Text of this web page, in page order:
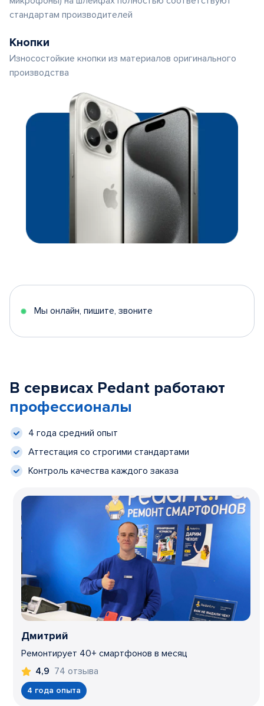
стандартам производителей
Кнопки
Износостойкие кнопки из материалов оригинального
производства
Мы онлайн, пишите, звоните
В сервисах Pedant работают
профессионалы
4 года средний опыт
Аттестация со строгими стандартами
Контроль качества каждого заказа
Дмитрий
Ремонтирует 40+ смартфонов в месяц
4,9 74 отзыва
4 года опыта